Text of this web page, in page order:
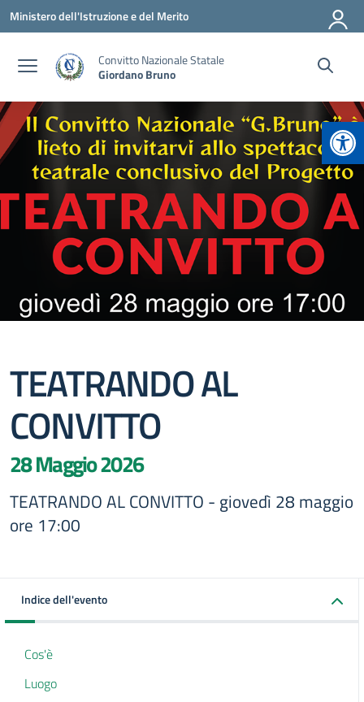
Vai ai contenuti
Vai al menu di navigazione
Vai al footer
Ministero dell'Istruzione e del Merito
Convitto Nazionale Statale
Giordano Bruno
TEATRANDO AL
CONVITTO
28 Maggio 2026
TEATRANDO AL CONVITTO - giovedì 28 maggio
ore 17:00
Indice dell'evento
Cos'è
Luogo